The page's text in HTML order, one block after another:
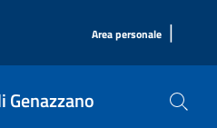
Area personale |
Genazzano